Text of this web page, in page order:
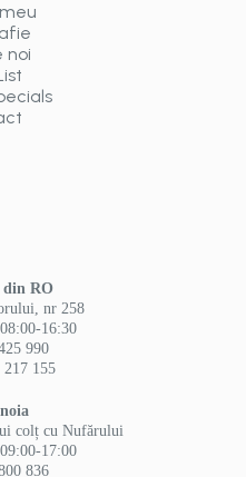
noi
din RO
nr 258
16:30
990
217 155
colț cu Nufărului
17:00
836